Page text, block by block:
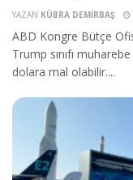
YAZAN KÜBRA DEMIRBAŞ
ABD Kongre Bütçe
Trump sınıfı
dolara mal olabilir....